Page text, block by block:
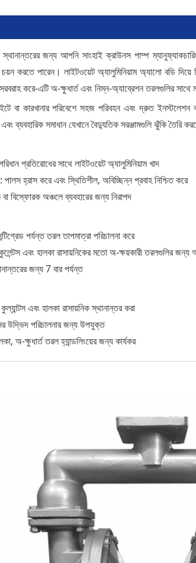
জন্য আপনি সাংহাই ক্রাউনস পাম্প
চয়ন করতে পারেন। লাইটওয়েট অ্যালুমিনিয়াম অ্যালো বডি
করে-এটি অ-ক্ষুধার্ত এবং নিম্ন-অ্যাব্রেশন তরলগুলির
বা কারখানার পরিবেশে সহজ পরিবহন এবং দ্রুত
ব্যবহারিক সমাধান যেখানে বৈদ্যুতিক সরঞ্জামগুলি ঝুঁকি তৈরি
প্রতিরোধের সাথে লাইটওয়েট অ্যালুমিনিয়াম খাদ
পালস হ্রাস করে এবং স্থিতিশীল, অবিচ্ছিন্ন প্রবাহ নিশ্চিত করে
বিস্ফোরক অঞ্চলে ব্যবহারের জন্য নিরাপদ
পর্যন্ত তরল তাপমাত্রা পরিচালনা করে
এবং হালকা রাসায়নিকের মতো অ-ক্ষয়কারী তরলগুলির জন্য
জন্য 7 বার পর্যন্ত
এবং হালকা রাসায়নিক স্থানান্তর করা
উদ্ভিদ পরিচালনার জন্য উপযুক্ত
অ-ক্ষুধার্ত তরল হ্যান্ডলিংয়ের জন্য কার্যকর